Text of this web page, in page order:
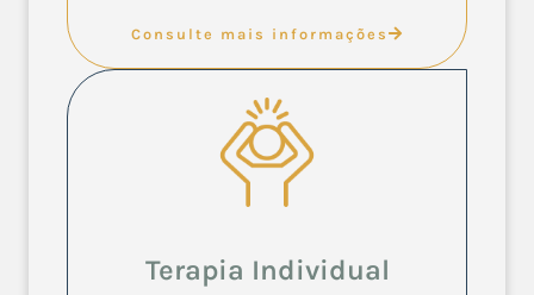
Consulte mais informações
Terapia Individual